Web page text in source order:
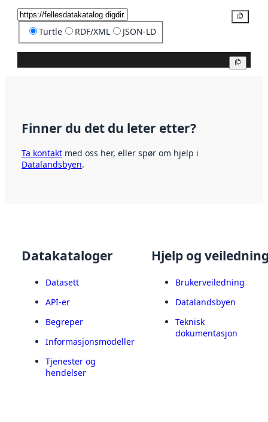
Turtle RDF/XML JSON-LD
Finner du det du leter etter?
Ta kontakt med oss her, eller spør om hjelp i
Datalandsbyen.
Datakataloger
Datasett
API-er
Begreper
Informasjonsmodeller
Tjenester og
hendelser
Hjelp og
Brukerveiledning
Datalandsbyen
Teknisk
dokumentasjon